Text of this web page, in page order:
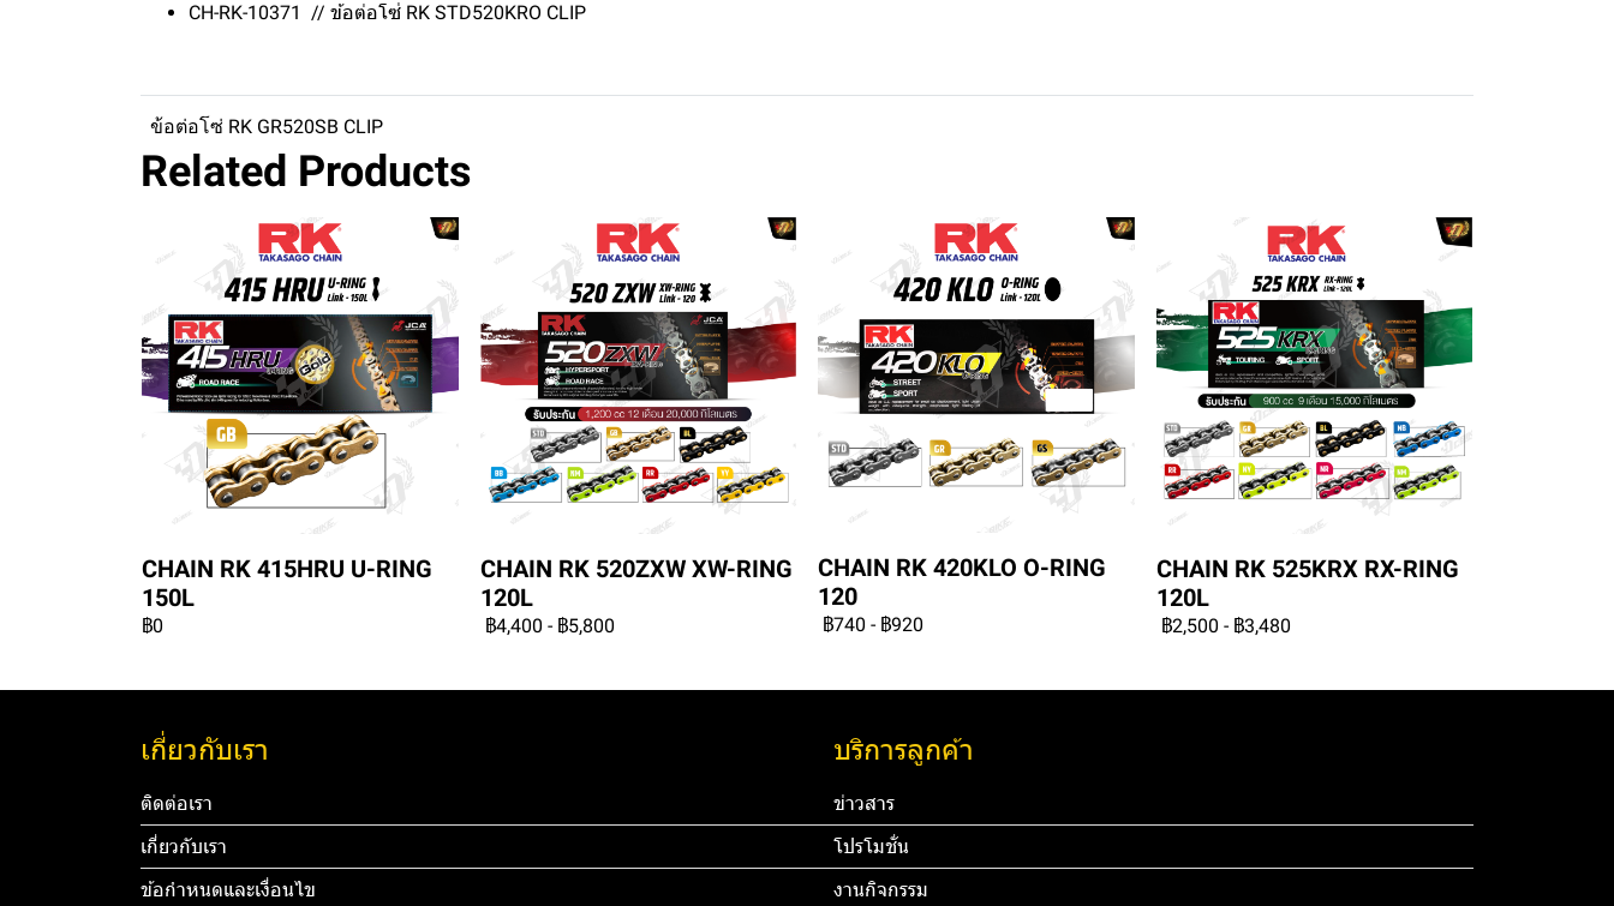
CH-RK-10371 // ข้อต่อโซ่ RK STD520KRO CLIP
ข้อต่อโซ่ RK GR520SB CLIP
Related Products
CHAIN RK 415HRU U-RING
150L
฿0
CHAIN RK 520ZXW XW-RING
120L
฿4,400 - ฿5,800
CHAIN RK 420KLO O-RING
120
฿740 - ฿920
CHAIN RK 525KRX RX-RING
120L
฿2,500 - ฿3,480
เกี่ยวกับเรา
ติดต่อเรา
เกี่ยวกับเรา
ข้อกำหนดและเงื่อนไข
บริการลูกค้า
ข่าวสาร
โปรโมชั่น
งานกิจกรรม